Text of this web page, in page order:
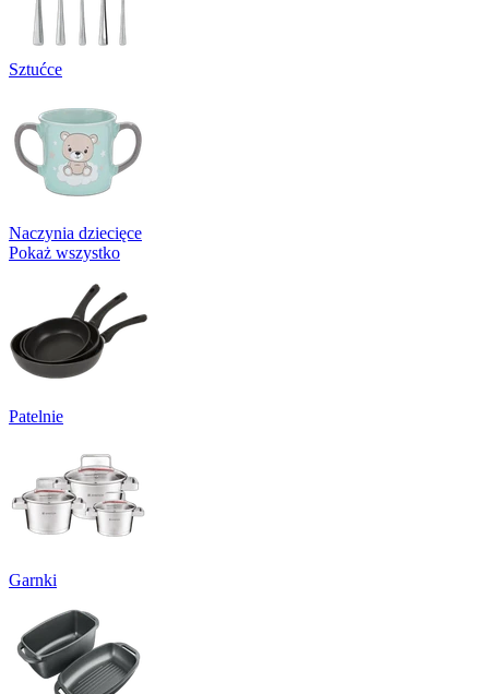
Sztućce
Naczynia dziecięce
Pokaż wszystko
Patelnie
Garnki